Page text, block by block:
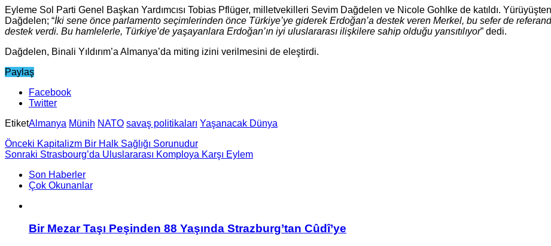
Eyleme Sol Parti Genel Başkan Yardımcısı Tobias Pflüger, milletvekilleri Sevim Dağdelen ve Nicole Gohlke de katıldı.
Dağdelen; “İki sene önce parlamento seçimlerinden önce Türkiye’ye giderek Erdoğan’a destek veren Merkel, bu sefer de
destek verdi. Bu hamlelerle, Türkiye’de yaşayanlara Erdoğan’ın iyi uluslararası ilişkilere sahip olduğu yansıtılıyor” dedi.
Dağdelen, Binali Yıldırım’a Almanya’da miting izini verilmesini de eleştirdi.
Paylaş
Facebook
Twitter
EtiketAlmanya Münih NATO savaş politikaları Yaşanacak Dünya
Önceki Kapitalizm Bir Halk Sağlığı Sorunudur
Sonraki Strasbourg’da Uluslararası Komploya Karşı Eylem
Son Haberler
Çok Okunanlar
Bir Mezar Taşı Peşinden 88 Yaşında Strazburg’tan Cûdî’ye